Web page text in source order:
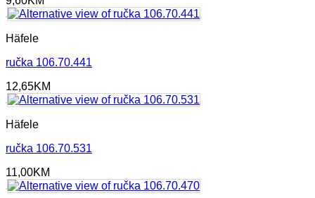
Häfele
ručka 106.70.441
12,65KM
Häfele
ručka 106.70.531
11,00KM